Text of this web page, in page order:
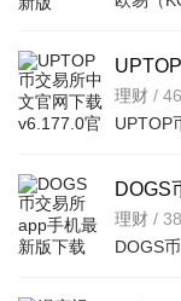
官方版
理财 /
DOGS
理财 /